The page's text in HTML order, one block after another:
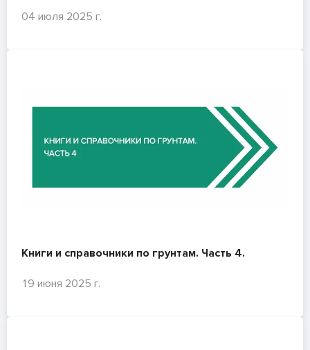
04 июля 2025 г.
Книги и справочники по грунтам. Часть 4.
19 июня 2025 г.